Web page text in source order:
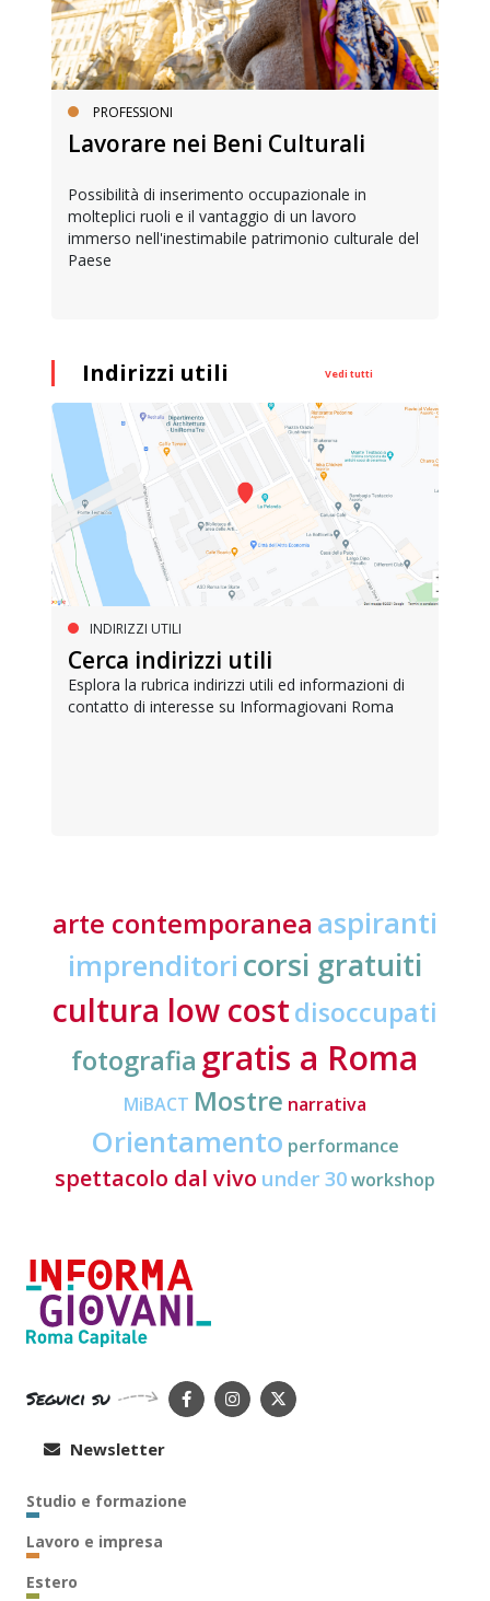
PROFESSIONI
Lavorare nei Beni Culturali
Possibilità di inserimento occupazionale in
molteplici ruoli e il vantaggio di un lavoro
immerso nell'inestimabile patrimonio culturale del
Paese
Indirizzi utili Vedi tutti
INDIRIZZI UTILI
Cerca indirizzi utili
Esplora la rubrica indirizzi utili ed informazioni di
contatto di interesse su Informagiovani Roma
arte contemporanea aspiranti
imprenditori corsi gratuiti
cultura low costdisoccupati
fotografia gratis a Roma
MiBACT Mostre narrativa
Orientamento performance
spettacolo dal vivo under 30workshop
Seguici su
Newsletter
Studio e formazione
Lavoro e impresa
Estero